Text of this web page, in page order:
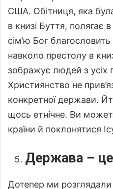
США. Обітниця, яка
в книзі Буття, полягає
сім’ю Бог благословить
навколо престолу в
зображує людей з усіх
Християнство не
конкретної держави.
щось етнічне. Ви
країни й поклонятися
Держава –
Дотепер ми